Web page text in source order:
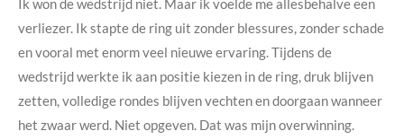
Ik won de wedstrijd niet. Maar ik voelde me allesbehalve een
verliezer. Ik stapte de ring uit zonder blessures, zonder schade
en vooral met enorm veel nieuwe ervaring. Tijdens de
wedstrijd werkte ik aan positie kiezen in de ring, druk blijven
zetten, volledige rondes blijven vechten en doorgaan wanneer
het zwaar werd. Niet opgeven. Dat was mijn overwinning.